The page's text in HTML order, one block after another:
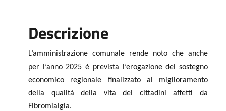
Descrizione
L’amministrazione comunale rende noto che anche
per l’anno 2025 è prevista l’erogazione del sostegno
economico regionale finalizzato al miglioramento
della qualità della vita dei cittadini affetti da
Fibromialgia.